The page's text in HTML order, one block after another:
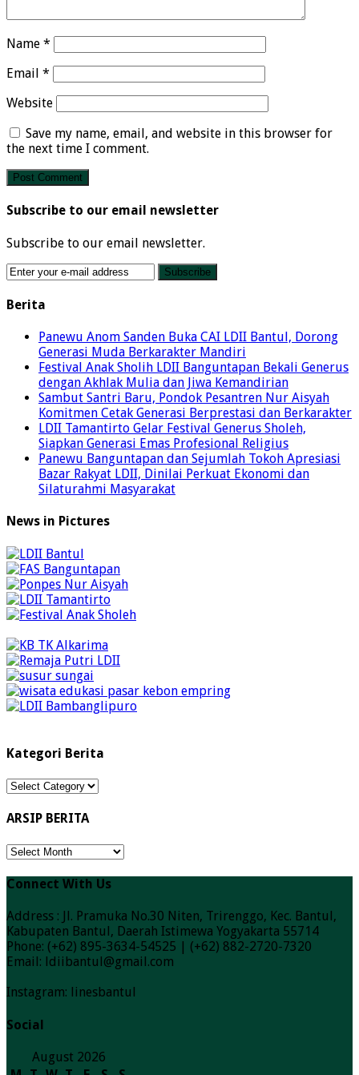
Name *
Email *
Website
Save my name, email, and website in this browser for
the next time I comment.
Subscribe to our email newsletter
Subscribe to our email newsletter.
Berita
Panewu Anom Sanden Buka CAI LDII Bantul, Dorong
Generasi Muda Berkarakter Mandiri
Festival Anak Sholih LDII Banguntapan Bekali Generus
dengan Akhlak Mulia dan Jiwa Kemandirian
Sambut Santri Baru, Pondok Pesantren Nur Aisyah
Komitmen Cetak Generasi Berprestasi dan Berkarakter
LDII Tamantirto Gelar Festival Generus Sholeh,
Siapkan Generasi Emas Profesional Religius
Panewu Banguntapan dan Sejumlah Tokoh Apresiasi
Bazar Rakyat LDII, Dinilai Perkuat Ekonomi dan
Silaturahmi Masyarakat
News in Pictures
Kategori Berita
Kategori
ARSIP BERITA
ARSIP
Connect With Us
Address : Jl. Pramuka No.30 Niten, Trirenggo, Kec. Bantul,
Kabupaten Bantul, Daerah Istimewa Yogyakarta 55714
Phone: (+62) 895-3634-54525 | (+62) 882-2720-7320
Email: ldiibantul@gmail.com
Instagram: linesbantul
Social
August 2026